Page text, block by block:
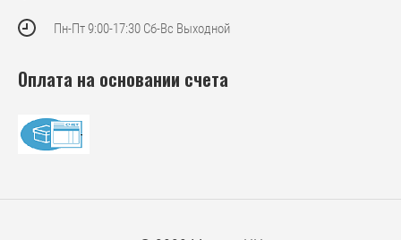
Пн-Пт 9:00-17:30 Сб-Вс Выходной
Оплата на основании счета